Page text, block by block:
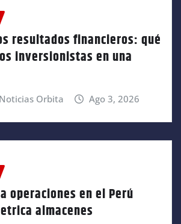
resultados financieros: qué
inversionistas en una
Orbita Ago 3, 2026
operaciones en el Perú
almacenes